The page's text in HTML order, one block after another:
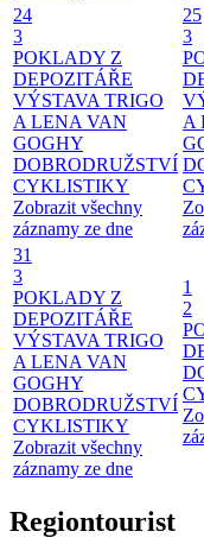
24
3
POKLADY Z
DEPOZITÁŘE
VÝSTAVA TRIGO
A LENA VAN
GOGHY
DOBRODRUŽSTVÍ
CYKLISTIKY
Zobrazit všechny
záznamy ze dne
25
3
A
31
3
POKLADY Z
DEPOZITÁŘE
VÝSTAVA TRIGO
A LENA VAN
GOGHY
DOBRODRUŽSTVÍ
CYKLISTIKY
Zobrazit všechny
záznamy ze dne
1
2
Regiontourist